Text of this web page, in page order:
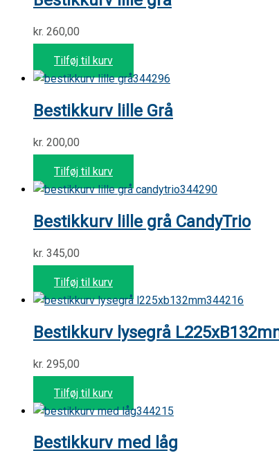
kr. 260,00
Tilføj til kurv
344296
Bestikkurv lille Grå
kr. 200,00
Tilføj til kurv
344290
Bestikkurv lille grå CandyTrio
kr. 345,00
Tilføj til kurv
344216
Bestikkurv lysegrå
kr. 295,00
Tilføj til kurv
344215
Bestikkurv med låg